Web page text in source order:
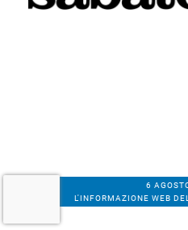
6
L'INFORMAZIONE WEB